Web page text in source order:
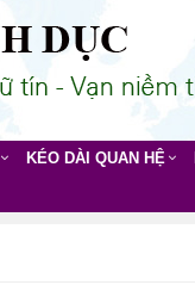
KÉO DÀI QUAN HỆ